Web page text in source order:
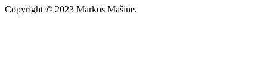
Copyright © 2023 Markos Mašine.